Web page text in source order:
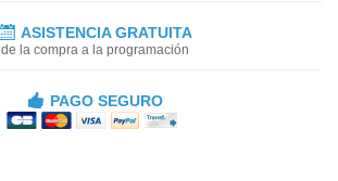
ASISTENCIA GRATUITA
de la compra a la programación
PAGO SEGURO